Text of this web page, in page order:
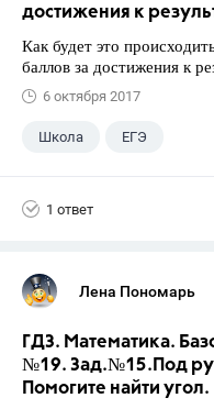
достижения к
Как будет это
баллов за достижения к
6 октября 2017
Школа ЕГЭ
1 ответ
Лена Пономарь
ГДЗ. Математика.
№19. Зад.№15.Под
Помогите найти угол.